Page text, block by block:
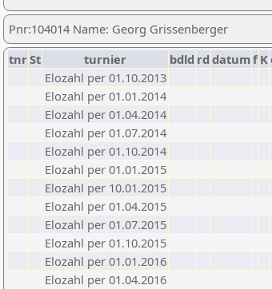
Pnr:104014 Name: Georg Grissenberger
tnrSt turnier bdld rd datumf K
Elozahl per 01.10.2013
Elozahl per 01.01.2014
Elozahl per 01.04.2014
Elozahl per 01.07.2014
Elozahl per 01.10.2014
Elozahl per 01.01.2015
Elozahl per 10.01.2015
Elozahl per 01.04.2015
Elozahl per 01.07.2015
Elozahl per 01.10.2015
Elozahl per 01.01.2016
Elozahl per 01.04.2016